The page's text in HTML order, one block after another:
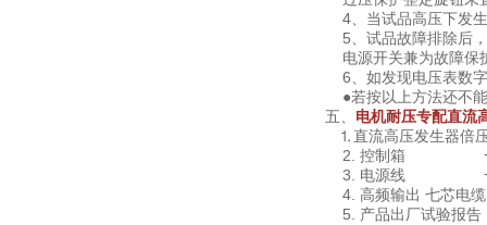
4、当试品高压下发生
5、试品故障排除后
电源开关兼为故障保
6、如发现电压表数字
●若按以上方法还不
五、 电机耐压专配直流
⒈直流高压发生器
2. 控制箱
3. 电源线
4. 高频输出 七芯
5. 产品出厂试验